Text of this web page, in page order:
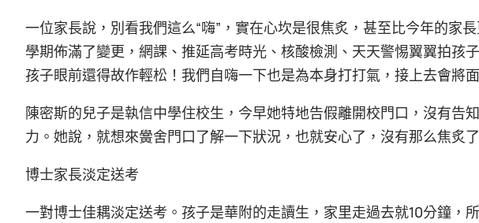
一位家長說，別看我們這么“嗨”，實在心坎是很焦炙，甚至比今年的家
學期佈滿了變更，網課、推延高考時光、核酸檢測、天天警惕翼翼拍孩
孩子眼前還得故作輕松！我們自嗨一下也是為本身打打氣，接上去會將
陳密斯的兒子是執信中學住校生，今早她特地告假離開校門口，沒有告
力。她說，就想來黌舍門口了解一下狀況，也就安心了，沒有那么焦炙了
博士家長淡定送考
一對博士佳耦淡定送考。孩子是華附的走讀生，家里走過去就10分鐘，